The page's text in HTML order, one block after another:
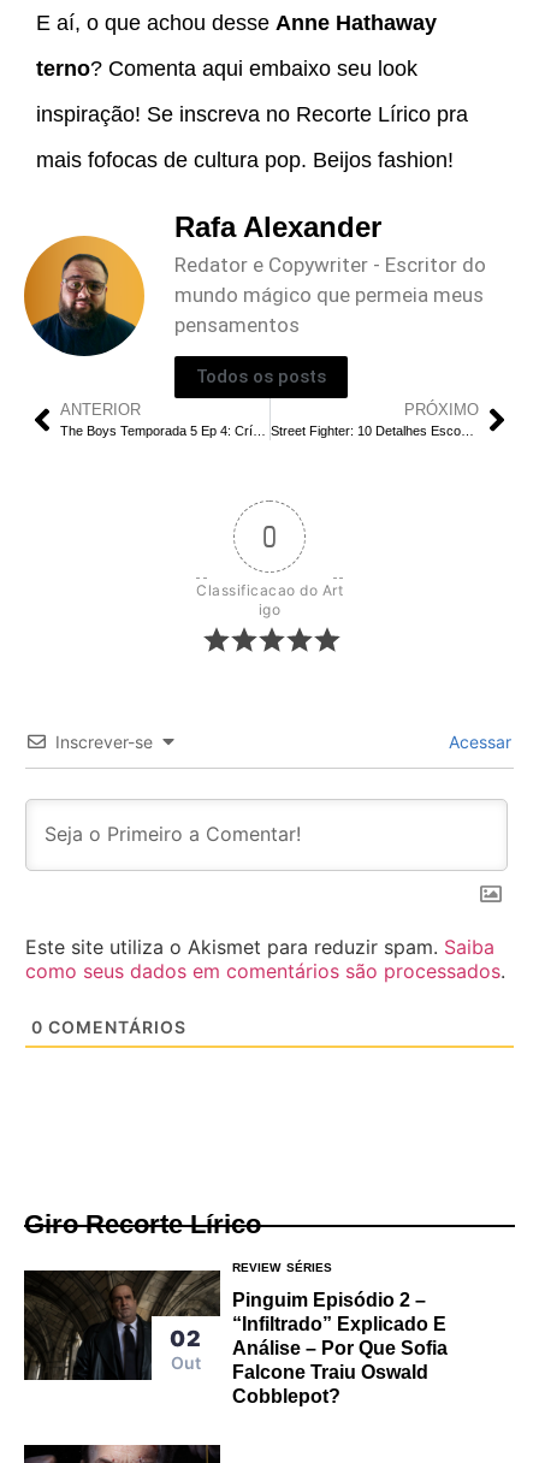
E aí, o que achou desse Anne Hathaway
terno? Comenta aqui embaixo seu look
inspiração! Se inscreva no Recorte Lírico pra
mais fofocas de cultura pop. Beijos fashion!
Rafa Alexander
Redator e Copywriter - Escritor do
mundo mágico que permeia meus
pensamentos
Todos os posts
ANTERIOR PRÓXIMO
Street Fighter: 10 Detalhes Escondidos no Trailer do Live-Action
0
Classificacao do Art
igo
Inscrever-se Acessar
Este site utiliza o Akismet para reduzir spam. Saiba
como seus dados em comentários são processados.
0 COMENTÁRIOS
Giro Recorte Lírico
02
Out
REVIEW SÉRIES
Pinguim Episódio 2 –
“Infiltrado” Explicado E
Análise – Por Que Sofia
Falcone Traiu Oswald
Cobblepot?